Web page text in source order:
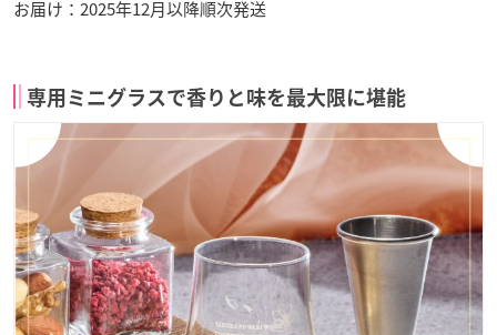
お届け：2025年12月以降順次発送
専用ミニグラスで香りと味を最大限に堪能